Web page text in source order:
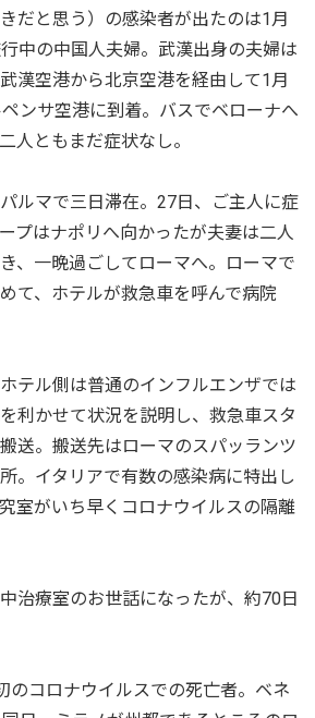
だと思う）の感染者が出たのは1月
中の中国人夫婦。武漢出身の夫婦は
漢空港から北京空港を経由して1月
ンサ空港に到着。バスでベローナへ
人ともまだ症状なし。
ルマで三日滞在。27日、ご主人に症
プはナポリへ向かったが夫妻は二人
、一晩過ごしてローマへ。ローマで
て、ホテルが救急車を呼んで病院
テル側は普通のインフルエンザでは
利かせて状況を説明し、救急車スタ
送。搬送先はローマのスパッランツ
。イタリアで有数の感染病に特出し
室がいち早くコロナウイルスの隔離
治療室のお世話になったが、約70日
のコロナウイルスでの死亡者。ベネ